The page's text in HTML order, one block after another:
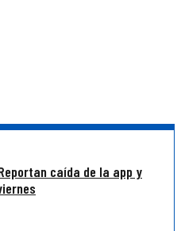
caída de la app y